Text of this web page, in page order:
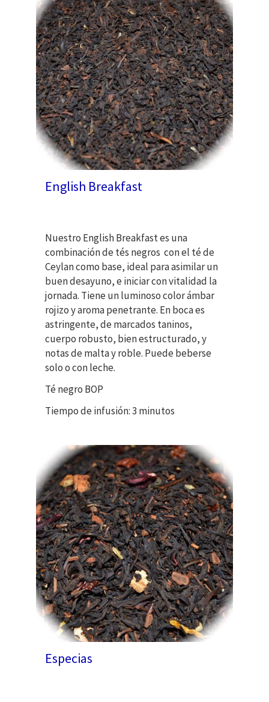
English Breakfast
Nuestro English Breakfast es una
combinación de tés negros con el té de
Ceylan como base, ideal para asimilar un
buen desayuno, e iniciar con vitalidad la
jornada. Tiene un luminoso color ámbar
rojizo y aroma penetrante. En boca es
astringente, de marcados taninos,
cuerpo robusto, bien estructurado, y
notas de malta y roble. Puede beberse
solo o con leche.
Té negro BOP
Tiempo de infusión: 3 minutos
Especias